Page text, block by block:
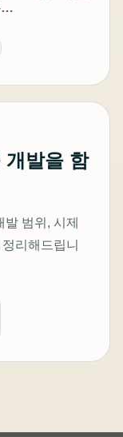
개발을 함
범위, 시제
리해드립니